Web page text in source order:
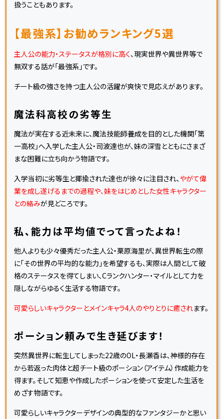
扱うこともあります。
【最強系】お勧めランキング5選
主人公の能力・ステータスが格別に高く、現実世界や異世界等で
無双する話が「最強系」です。
チート級の強さを持つ主人公の活躍が爽快で見応えがあります。
魔法科高校の劣等生
魔法が実在する近未来に、魔法技能師養成を目的とした機関「第
一高校」へ入学した主人公・司波達也が、妹の深雪とともにさまざ
まな困難に立ち向かう物語です。
入学当初に劣等生と揶揄された達也が徐々に注目され、 やがて偉
業を成し遂げるまでの過程や、妹をはじめとした女性キャラクター
との絡みが見どころです。
私、能力は平均値でって言ったよね！
他人よりも少々優秀だった主人公・栗原海里が、異世界転生の際
に「その世界の平均的な能力」を希望するも、実際は人間として破
格のステータスを得てしまい、Cランクハンター・マイルとして力を
隠しながらゆるく生活する物語です。
可愛らしいキャラクターとメインキャラ4人のやりとりに癒されます。
ポーション頼みで生き延びます！
突然異世界に転生してしまった22歳のOL・長瀬香は、神様的存在
から若返った肉体と超チート級のポーション（アイテム）作成能力を
得ます。そして知恵や作成したポーションを使って安定した生活を
めざす物語です。
可愛らしいキャラクターデザインの典型的なファンタジーかと思い